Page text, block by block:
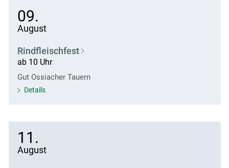
09.
August
Rindfleischfest
ab 10 Uhr
Gut Ossiacher Tauern
Details
11.
August